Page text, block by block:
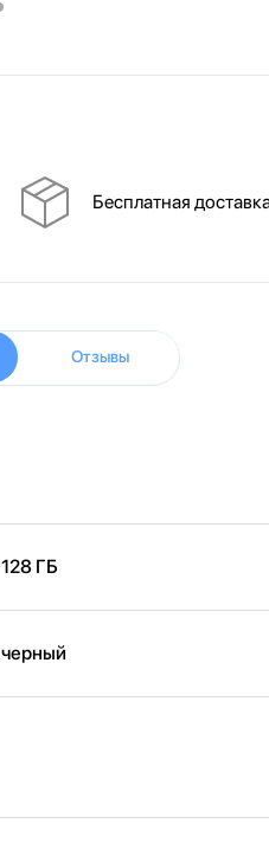
Бесплатная
Отзывы
128 ГБ
черный